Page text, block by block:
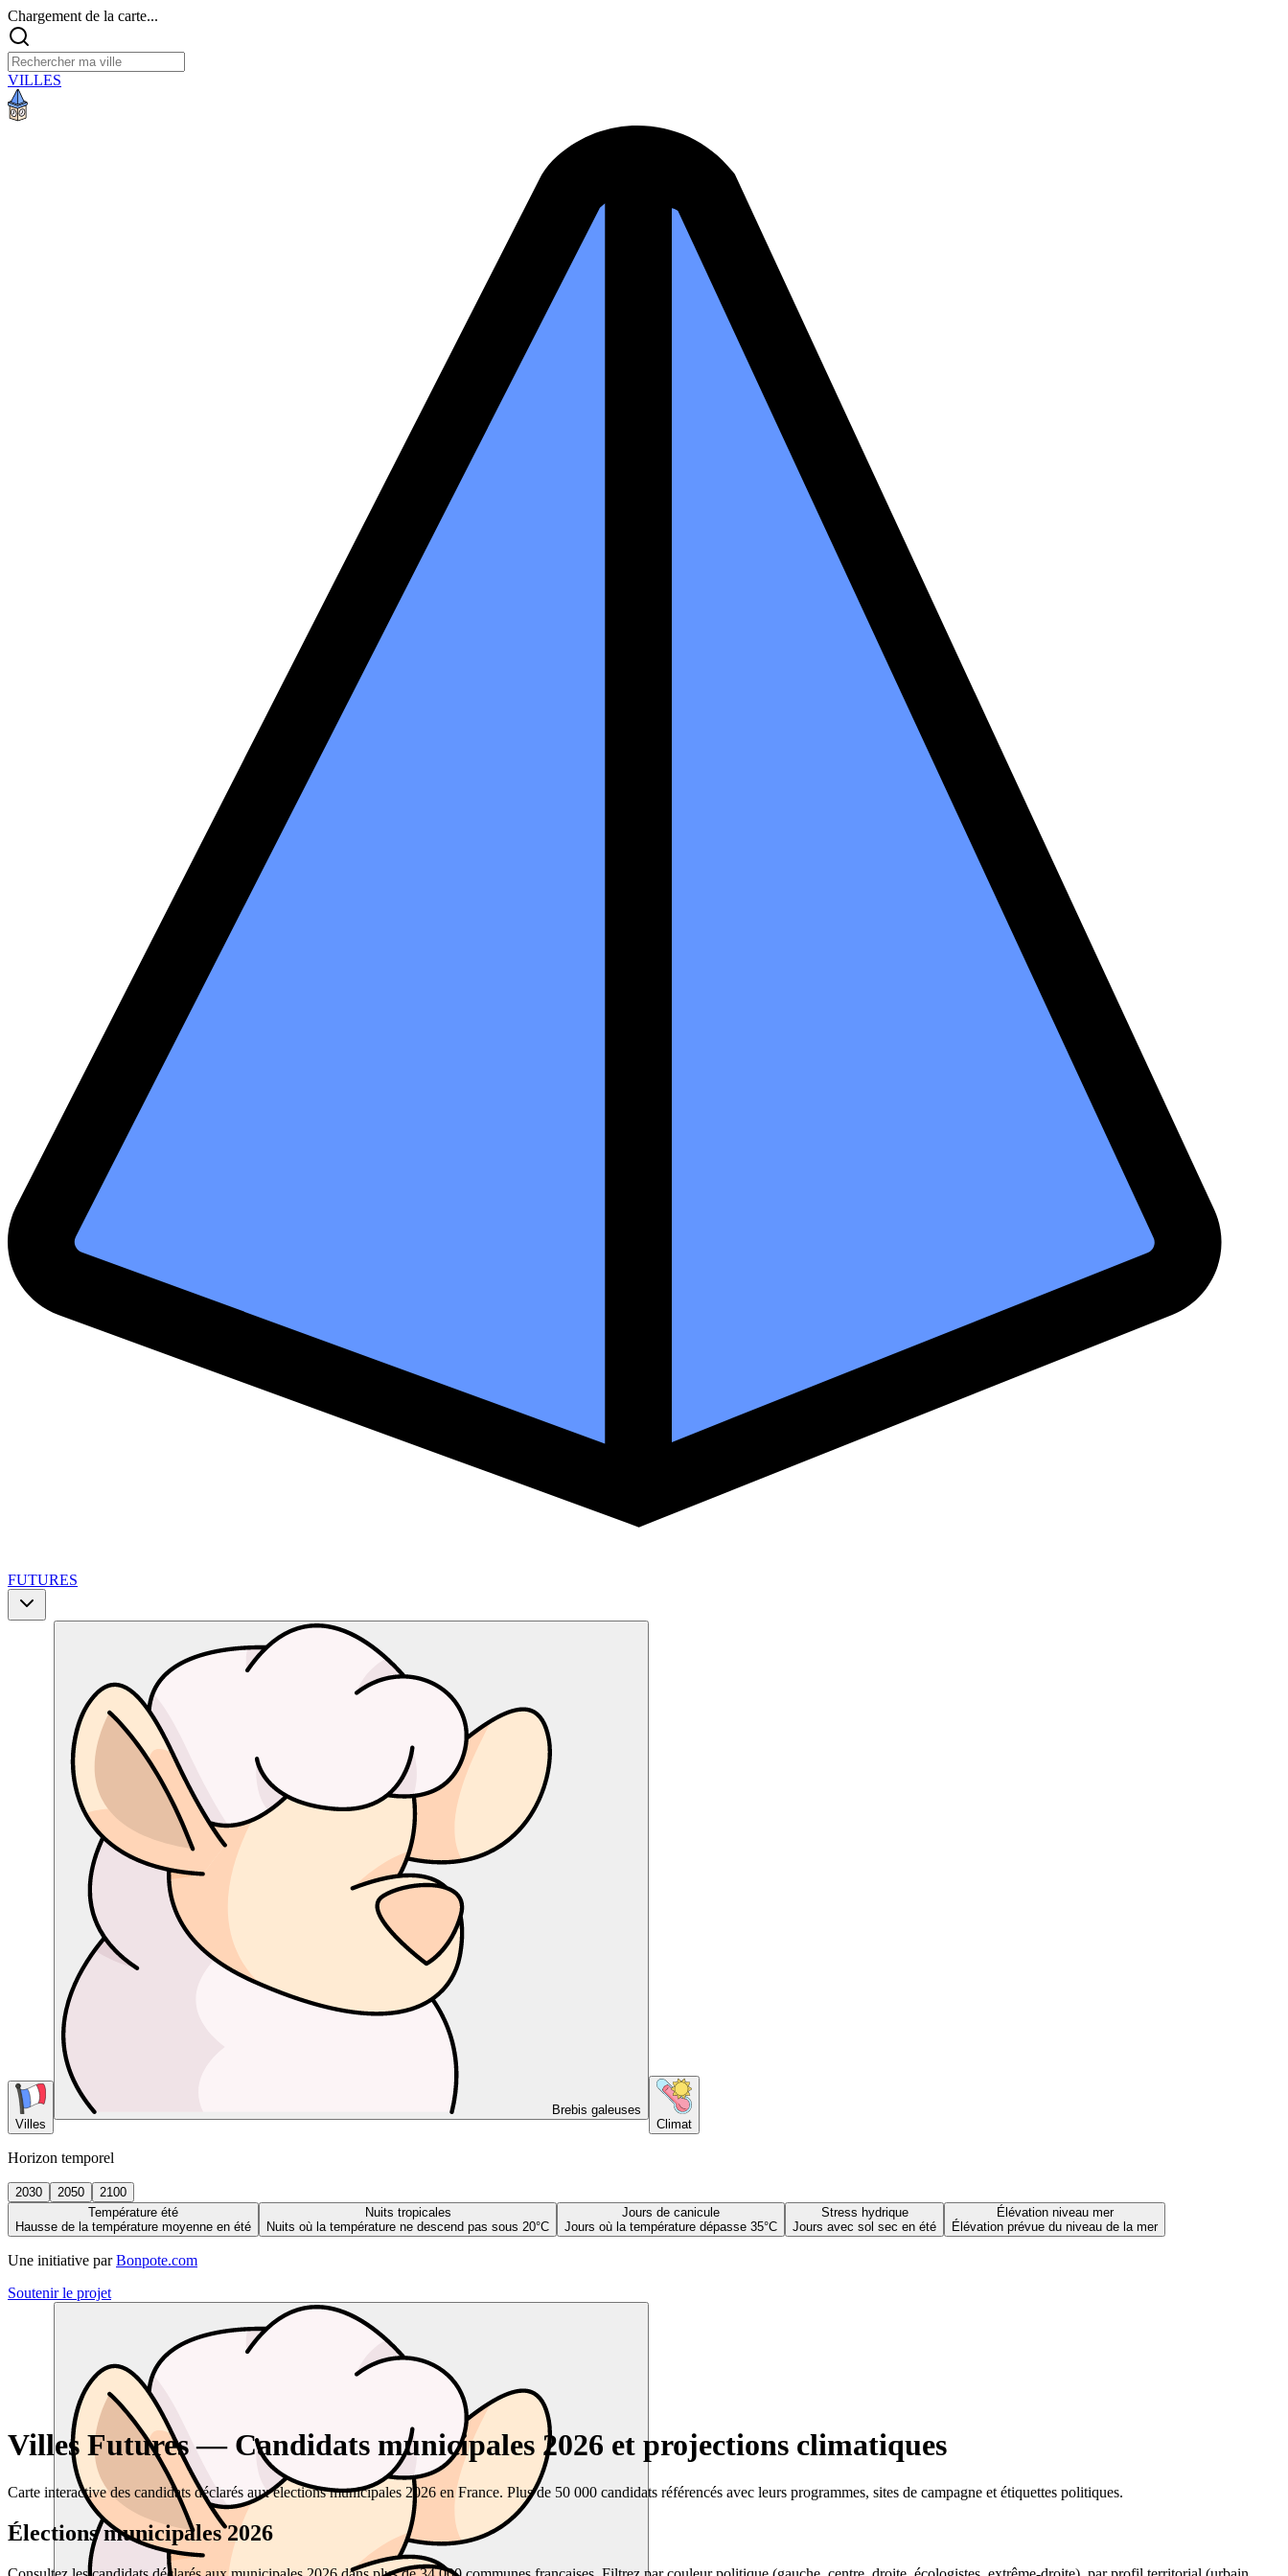
Chargement de la carte...
VILLES
FUTURES
Villes
Brebis galeuses
Climat
Horizon temporel
2030 2050
2100
Température été
Hausse de la température moyenne en été
Nuits tropicales
Nuits où la température ne descend pas sous 20°C
Jours de canicule
Jours où la température dépasse 35°C
Stress hydrique
Jours avec sol sec en été
Élévation niveau mer
Élévation prévue du niveau de la mer
Une initiative par Bonpote.com
Soutenir le projet
Villes Futures — Candidats municipales 2026 et projections climatiques
Carte interactive des candidats déclarés aux élections municipales 2026 en France. Plus de 50 000 candidats référencés avec leurs programmes, sites de campagne et étiquettes politiques.
Élections municipales 2026